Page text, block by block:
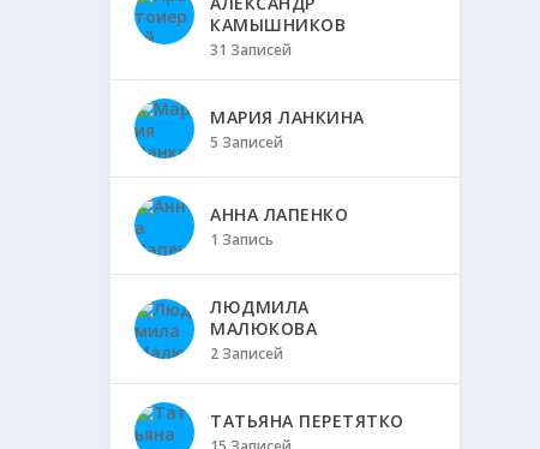
КАМЫШНИКОВ
31 Записей
МАРИЯ ЛАНКИНА
5 Записей
АННА ЛАПЕНКО
1 Запись
ЛЮДМИЛА
МАЛЮКОВА
2 Записей
ТАТЬЯНА ПЕРЕТЯТКО